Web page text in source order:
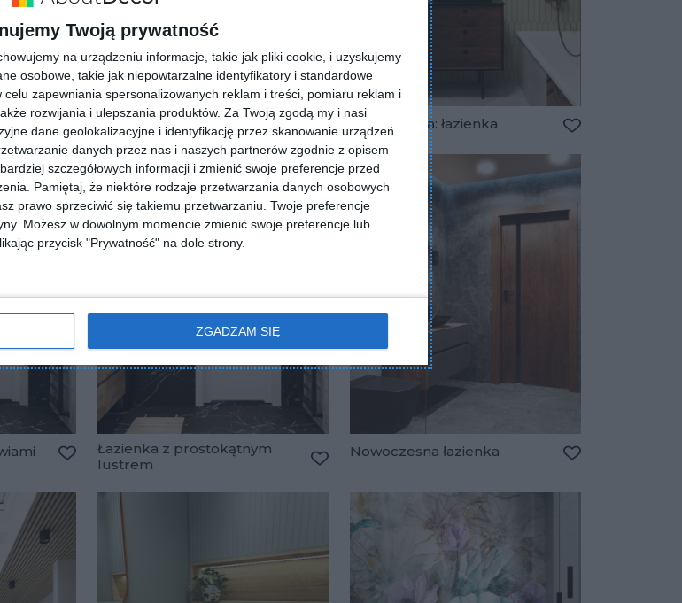
Twoją prywatność
na urządzeniu informacje, takie jak pliki cookie, i uzyskujemy
osobowe, takie jak niepowtarzalne identyfikatory i standardowe
celu zapewniania spersonalizowanych reklam i treści, pomiaru reklam i
rozwijania i ulepszania produktów. Za Twoją zgodą my i nasi
dane geolokalizacyjne i identyfikację przez skanowanie urządzeń.
danych przez nas i naszych partnerów zgodnie z opisem
szczegółowych informacji i zmienić swoje preferencje przed
Pamiętaj, że niektóre rodzaje przetwarzania danych osobowych
prawo sprzeciwić się takiemu przetwarzaniu. Twoje preferencje
Możesz w dowolnym momencie zmienić swoje preferencje lub
przycisk "Prywatność" na dole strony.
ZGADZAM SIĘ
Dodaj do ulubionych
Wizualizacja: łazienka
Dodaj do ulubionych
Wizualizacja: łazienka
Dodaj do ulubionych
Łazienka z prostokątnym
lustrem
Nowoczesna łazienka